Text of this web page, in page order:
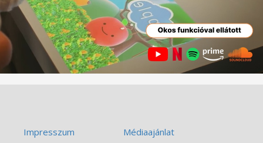
Impresszum Médiaajánlat